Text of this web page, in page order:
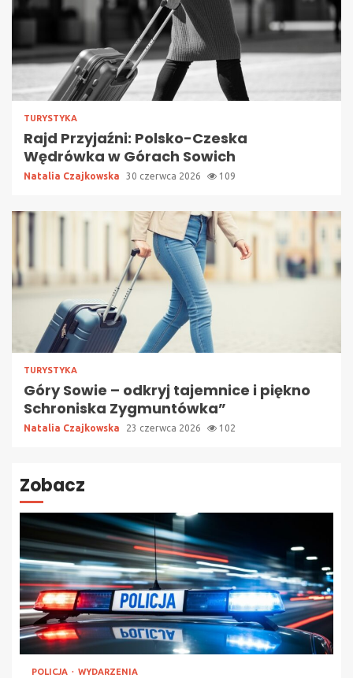
TURYSTYKA
Rajd Przyjaźni: Polsko-Czeska
Wędrówka w Górach Sowich
Natalia Czajkowska 30 czerwca 2026 109
TURYSTYKA
Góry Sowie – odkryj tajemnice i piękno
Schroniska Zygmuntówka”
Natalia Czajkowska 23 czerwca 2026 102
Zobacz
POLICJA WYDARZENIA